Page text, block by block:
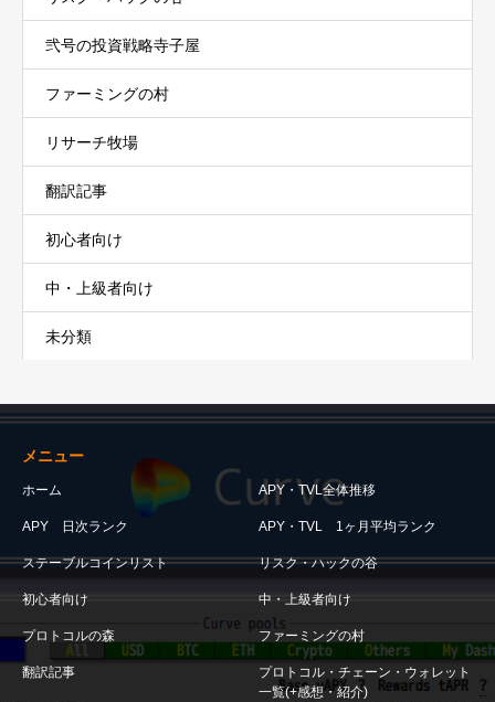
弐号の投資戦略寺子屋
ファーミングの村
リサーチ牧場
翻訳記事
初心者向け
中・上級者向け
未分類
メニュー
ホーム APY・TVL全体推移
APY 日次ランク APY・TVL 1ヶ月平均ランク
ステーブルコインリスト リスク・ハックの谷
初心者向け 中・上級者向け
プロトコルの森 ファーミングの村
翻訳記事
プロトコル・チェーン・ウォレット
一覧(+感想・紹介)